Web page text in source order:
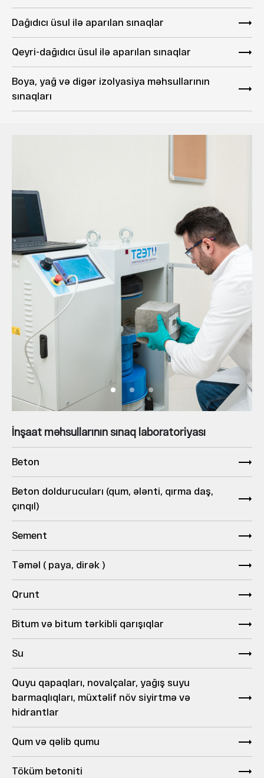
Dağıdıcı üsul ilə aparılan sınaqlar
Qeyri-dağıdıcı üsul ilə aparılan sınaqlar
Boya, yağ və digər izolyasiya məhsullarının
sınaqları
İnşaat məhsullarının sınaq laboratoriyası
Beton
Beton doldurucuları (qum, ələnti, qırma daş,
çınqıl)
Sement
Təməl ( paya, dirək )
Qrunt
Bitum və bitum tərkibli qarışıqlar
Su
Quyu qapaqları, novalçalar, yağış suyu
barmaqlıqları, müxtəlif növ siyirtmə və
hidrantlar
Qum və qəlib qumu
Töküm betoniti